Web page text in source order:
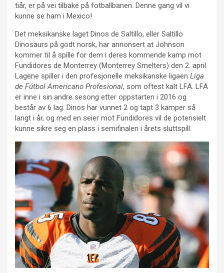
tiår, er på vei tilbake på fotballbanen. Denne gang vil vi
kunne se ham i Mexico!
Det meksikanske laget Dinos de Saltillo, eller Saltillo
Dinosaurs på godt norsk, har annonsert at Johnson
kommer til å spille for dem i deres kommende kamp mot
Fundidores de Monterrey (Monterrey Smelters) den 2. april.
Lagene spiller i den profesjonelle meksikanske ligaen Liga
de Fútbol Americano Profesional, som oftest kalt LFA. LFA
er inne i sin andre sesong etter oppstarten i 2016 og
består av 6 lag. Dinos har vunnet 2 og tapt 3 kamper så
langt i år, og med en seier mot Fundidores vil de potensielt
kunne sikre seg en plass i semifinalen i årets sluttspill.